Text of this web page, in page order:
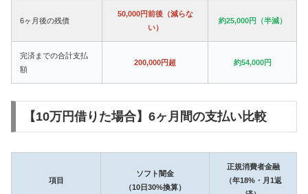
6ヶ月後の残債
50,000円前後（減らな
い）
約25,000円（半減）
完済までの合計支払
額
200,000円超 約54,000円
【10万円借りた場合】6ヶ月間の支払い比較
項目
ソフト闇金
（10日30%換算）
正規消費者金融
（年18%・月1返